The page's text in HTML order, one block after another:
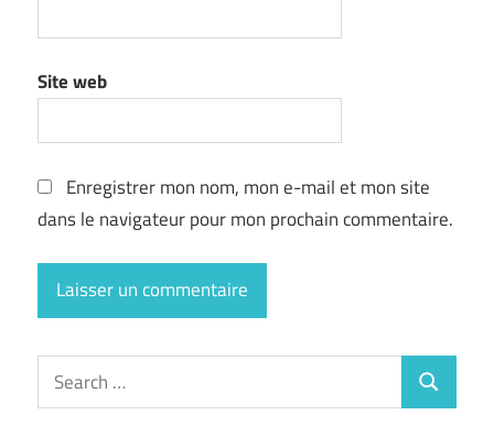
Site web
Enregistrer mon nom, mon e-mail et mon site
dans le navigateur pour mon prochain commentaire.
Search
for:
Search